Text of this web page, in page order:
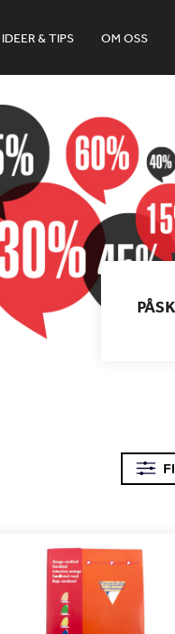
IDEER & TIPS OM OSS